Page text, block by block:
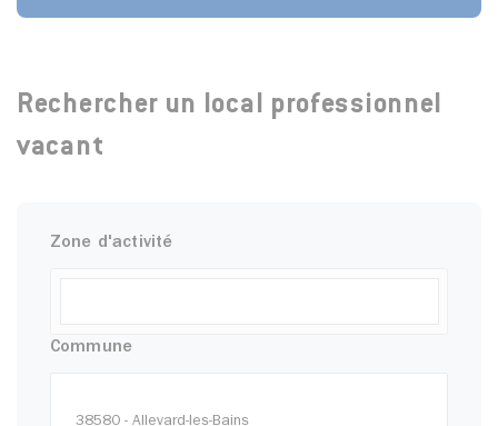
Rechercher un local professionnel
vacant
Zone d'activité
Commune